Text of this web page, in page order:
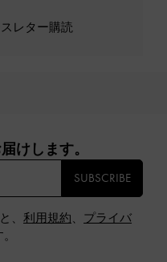
レター購読
けします。​
SUBSCRIBE
、 利用規約、 プライバ